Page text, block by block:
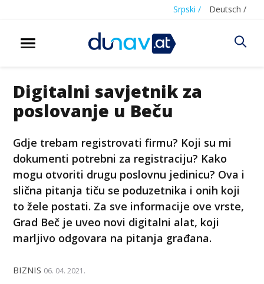
Srpski / Deutsch /
Digitalni savjetnik za
poslovanje u Beču
Gdje trebam registrovati firmu? Koji su mi
dokumenti potrebni za registraciju? Kako
mogu otvoriti drugu poslovnu jedinicu? Ova i
slična pitanja tiču se poduzetnika i onih koji
to žele postati. Za sve informacije ove vrste,
Grad Beč je uveo novi digitalni alat, koji
marljivo odgovara na pitanja građana.
BIZNIS 06. 04. 2021.